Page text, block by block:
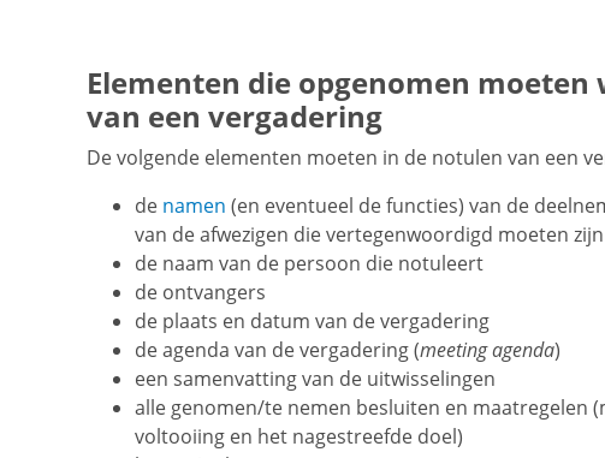
Elementen die opgenomen moeten
van een vergadering
De volgende elementen moeten in de notulen van een
de namen (en eventueel de functies) van de
van de afwezigen die vertegenwoordigd moeten zijn
de naam van de persoon die notuleert
de ontvangers
de plaats en datum van de vergadering
de agenda van de vergadering (meeting agenda)
een samenvatting van de uitwisselingen
alle genomen/te nemen besluiten en maatregelen
voltooiing en het nagestreefde doel)